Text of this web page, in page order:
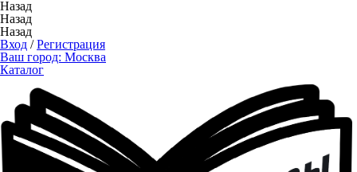
Назад
Назад
Назад
Вход /Регистрация
Ваш город: Москва
Каталог